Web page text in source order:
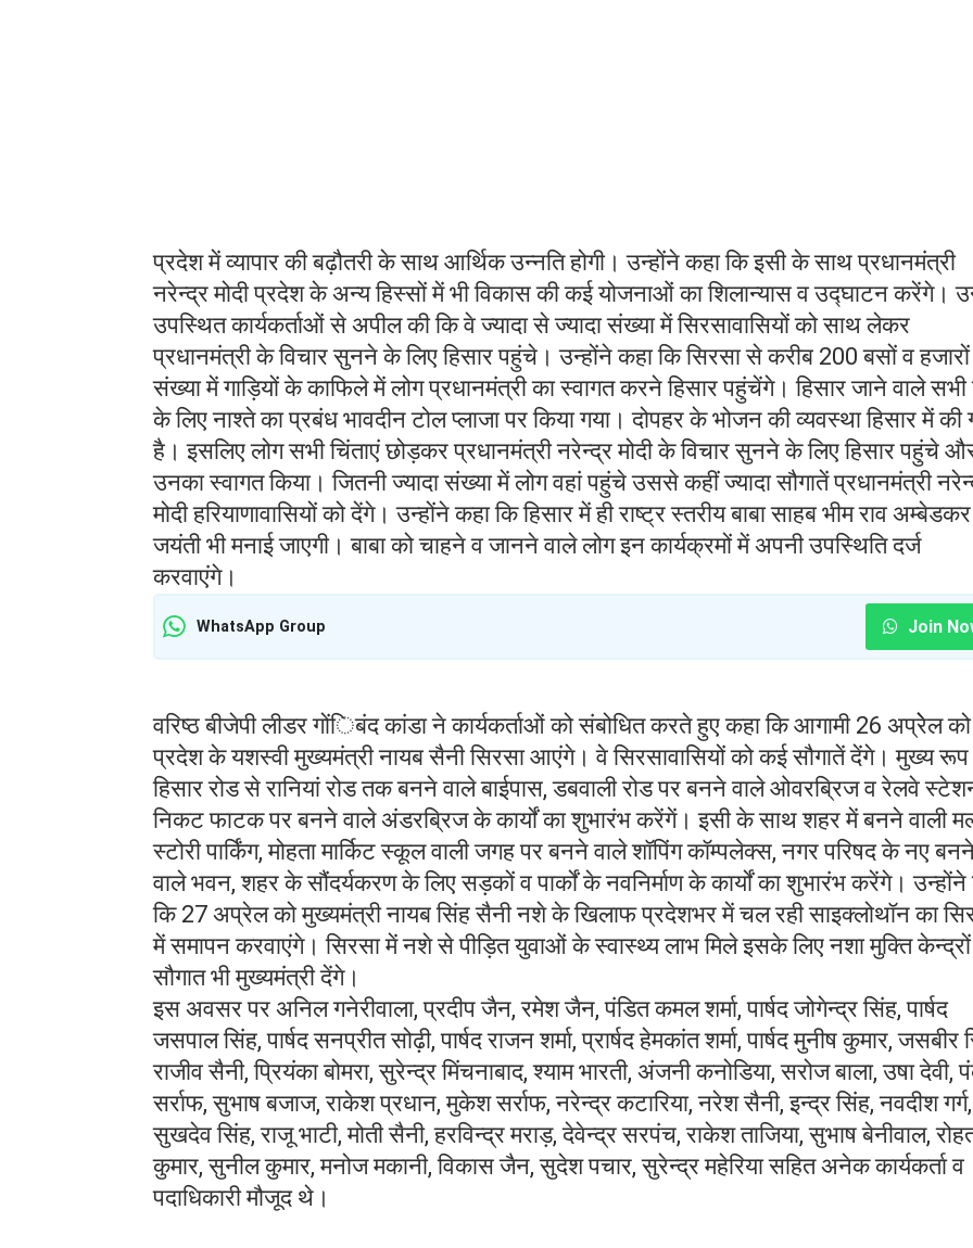
प्रदेश में व्यापार की बढ़ौतरी के साथ आर्थिक उन्नति होगी। उन्होंने कहा कि इसी के साथ प्रधानमंत्री
नरेन्द्र मोदी प्रदेश के अन्य हिस्सों में भी विकास की कई योजनाओं का शिलान्यास व उद्घाटन करेंगे।
उपस्थित कार्यकर्ताओं से अपील की कि वे ज्यादा से ज्यादा संख्या में सिरसावासियों को साथ लेकर
प्रधानमंत्री के विचार सुनने के लिए हिसार पहुंचे। उन्होंने कहा कि सिरसा से करीब 200 बसों व
संख्या में गाड़ियों के काफिले में लोग प्रधानमंत्री का स्वागत करने हिसार पहुंचेंगे। हिसार जाने वाले सभी
के लिए नाश्ते का प्रबंध भावदीन टोल प्लाजा पर किया गया। दोपहर के भोजन की व्यवस्था हिसार में की
है। इसलिए लोग सभी चिंताएं छोड़कर प्रधानमंत्री नरेन्द्र मोदी के विचार सुनने के लिए हिसार पहुंचे
उनका स्वागत किया। जितनी ज्यादा संख्या में लोग वहां पहुंचे उससे कहीं ज्यादा सौगातें प्रधानमंत्री
मोदी हरियाणावासियों को देंगे। उन्होंने कहा कि हिसार में ही राष्ट्र स्तरीय बाबा साहब भीम राव अम्बेडकर
जयंती भी मनाई जाएगी। बाबा को चाहने व जानने वाले लोग इन कार्यक्रमों में अपनी उपस्थिति दर्ज
करवाएंगे।
WhatsApp Group Join
वरिष्ठ बीजेपी लीडर गोंिबंद कांडा ने कार्यकर्ताओं को संबोधित करते हुए कहा कि आगामी 26 अप्रेेल को
प्रदेश के यशस्वी मुख्यमंत्री नायब सैनी सिरसा आएंगे। वे सिरसावासियों को कई सौगातें देंगे। मुख्य
हिसार रोड से रानियां रोड तक बनने वाले बाईपास, डबवाली रोड पर बनने वाले ओवरब्रिज व रेलवे
निकट फाटक पर बनने वाले अंडरब्रिज के कार्यों का शुभारंभ करेंगें। इसी के साथ शहर में बनने वाली
स्टोरी पार्किंग, मोहता मार्किट स्कूल वाली जगह पर बनने वाले शॉपिंग कॉम्पलेक्स, नगर परिषद के नए
वाले भवन, शहर के सौंदर्यकरण के लिए सड़कों व पार्कों के नवनिर्माण के कार्यों का शुभारंभ करेंगे। उन्होंने
कि 27 अप्रेल को मुख्यमंत्री नायब सिंह सैनी नशे के खिलाफ प्रदेशभर में चल रही साइक्लोथॉन का
में समापन करवाएंगे। सिरसा में नशे से पीड़ित युवाओं के स्वास्थ्य लाभ मिले इसके लिए नशा मुक्ति
सौगात भी मुख्यमंत्री देंगे।
इस अवसर पर अनिल गनेरीवाला, प्रदीप जैन, रमेश जैन, पंडित कमल शर्मा, पार्षद जोगेन्द्र सिंह, पार्षद
जसपाल सिंह, पार्षद सनप्रीत सोढ़ी, पार्षद राजन शर्मा, प्रार्षद हेमकांत शर्मा, पार्षद मुनीष कुमार, जसबीर
राजीव सैनी, प्रियंका बोमरा, सुरेन्द्र मिंचनाबाद, श्याम भारती, अंजनी कनोडिया, सरोज बाला, उषा देवी,
सर्राफ, सुभाष बजाज, राकेश प्रधान, मुकेश सर्राफ, नरेन्द्र कटारिया, नरेश सैनी, इन्द्र सिंह, नवदीश गर्ग,
सुखदेव सिंह, राजू भाटी, मोती सैनी, हरविन्द्र मराड़, देवेन्द्र सरपंच, राकेश ताजिया, सुभाष बेनीवाल,
कुमार, सुनील कुमार, मनोज मकानी, विकास जैन, सुदेश पचार, सुरेन्द्र महेरिया सहित अनेक कार्यकर्ता व
पदाधिकारी मौजूद थे।